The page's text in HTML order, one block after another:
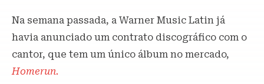
Na semana passada, a Warner Music Latin já
havia anunciado um contrato discográfico com o
cantor, que tem um único álbum no mercado,
Homerun.